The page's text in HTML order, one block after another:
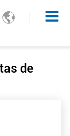

de